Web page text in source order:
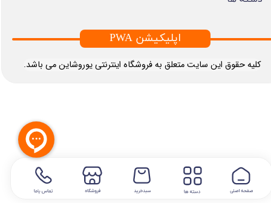
​کلیه حقوق این سایت متعلق به فروشگاه اینترنتی یوروشاین می باشد.
PWA اپلیکیشن